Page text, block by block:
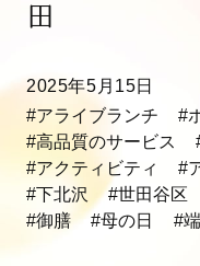
田
2025年5月15日
#アライブランチ
#
#高品質のサービス
#アクティビティ
#
#下北沢
#世田谷区
#御膳
#母の日 #